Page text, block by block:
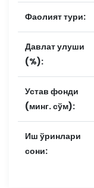
Фаолият тури:
Давлат улуши
(%):
Устав фонди
(минг. сўм):
Иш ўринлари
сони: